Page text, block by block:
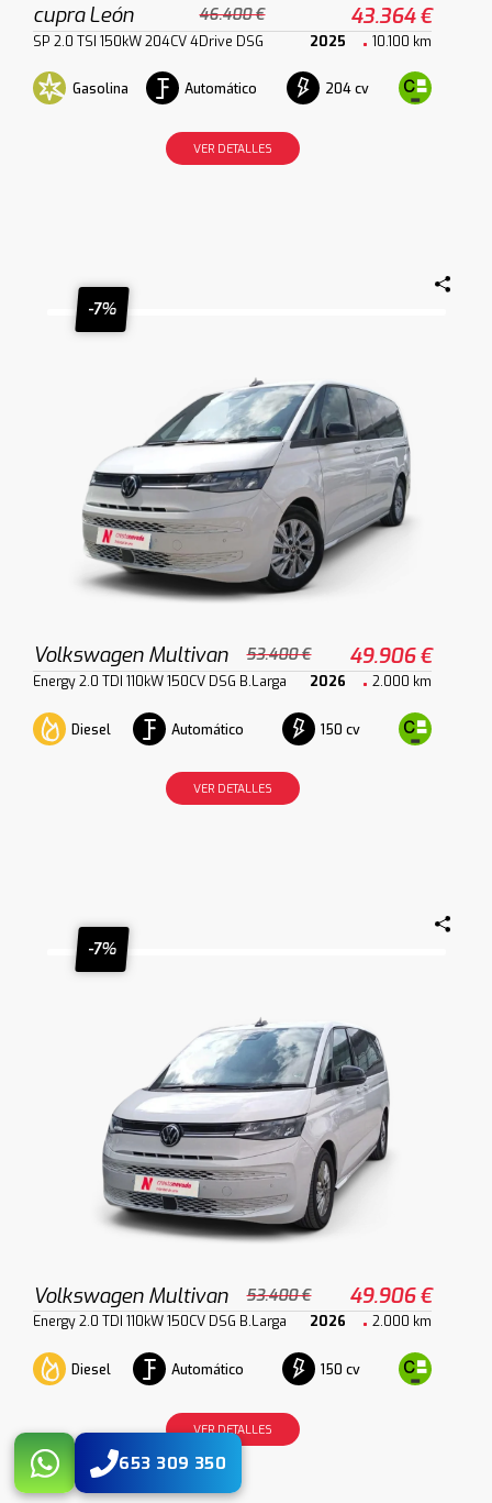
cupra León 46.400 € 43.364 €
SP 2.0 TSI 150kW 204CV 4Drive DSG 2025 10.100 km
Gasolina Automático 204 cv
VER DETALLES
-7%
Volkswagen Multivan 53.400 € 49.906 €
Energy 2.0 TDI 110kW 150CV DSG B.Larga 2026 2.000 km
Diesel Automático 150 cv
VER DETALLES
-7%
Volkswagen Multivan 53.400 € 49.906 €
Energy 2.0 TDI 110kW 150CV DSG B.Larga 2026 2.000 km
Diesel Automático 150 cv
VER DETALLES
653 309 350